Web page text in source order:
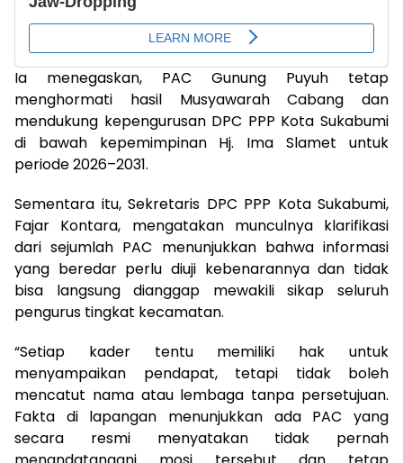
Ia menegaskan, PAC Gunung Puyuh tetap
menghormati hasil Musyawarah Cabang dan
mendukung kepengurusan DPC PPP Kota Sukabumi
di bawah kepemimpinan Hj. Ima Slamet untuk
periode 2026–2031.
Sementara itu, Sekretaris DPC PPP Kota Sukabumi,
Fajar Kontara, mengatakan munculnya klarifikasi
dari sejumlah PAC menunjukkan bahwa informasi
yang beredar perlu diuji kebenarannya dan tidak
bisa langsung dianggap mewakili sikap seluruh
pengurus tingkat kecamatan.
“Setiap kader tentu memiliki hak untuk
menyampaikan pendapat, tetapi tidak boleh
mencatut nama atau lembaga tanpa persetujuan.
Fakta di lapangan menunjukkan ada PAC yang
secara resmi menyatakan tidak pernah